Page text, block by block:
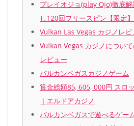
プレイオジョ(play Ojo)徹底
し120回フリースピン【限定】
Vulkan Las Vegas カジノレビ
Vulkan Vegas カジノについ
レビュー
バルカンベガスカジノゲーム
賞金総額85, 605, 000円 スロ
｜エルドアカジノ
バルカンベガスで遊べるゲー